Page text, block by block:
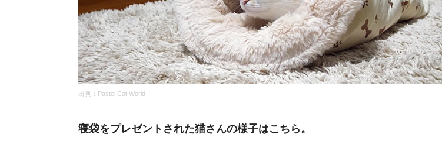
出典：Pastel Cat World
寝袋をプレゼントされた猫さんの様子はこちら。